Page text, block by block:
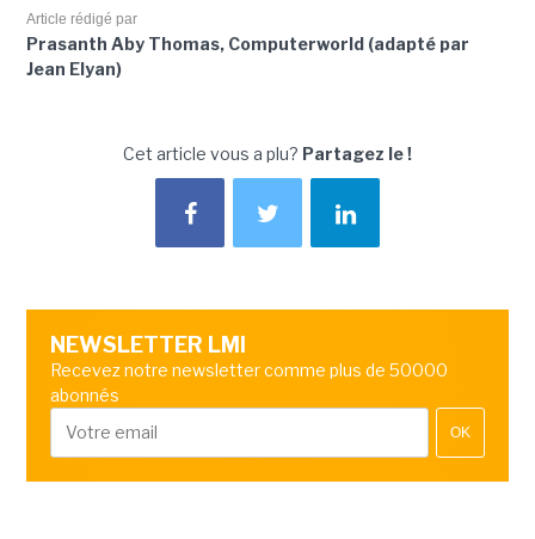
Article rédigé par
Prasanth Aby Thomas, Computerworld (adapté par
Jean Elyan)
Cet article vous a plu? Partagez le !
NEWSLETTER LMI
Recevez notre newsletter comme plus de 50000
abonnés
OK